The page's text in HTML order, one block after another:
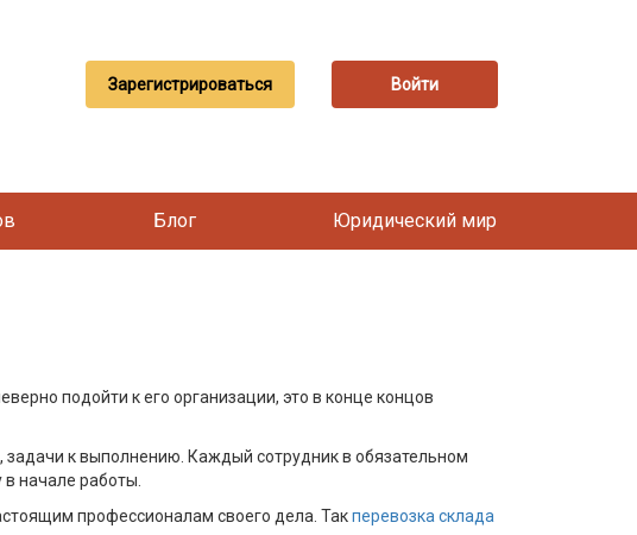
Зарегистрироваться Войти
Блог Юридический мир
подойти к его организации, это в конце концов
к выполнению. Каждый сотрудник в обязательном
начале работы.
профессионалам своего дела. Такперевозка склада